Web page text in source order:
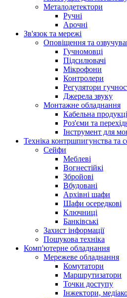
Металодетектори
Ручні
Арочні
Зв'язок та мережі
Оповіщення та
Гучномовці
Підсилювачі
Мікрофони
Контролери
Регулятори
Джерела звуку
Монтажне обладнання
Кабельна
Роз'єми та
Інструмент для
Техніка контршпигунства та
Сейфи
Меблеві
Вогнестійкі
Збройові
Вбудовані
Архівні шафи
Шафи осередкові
Ключниці
Банківські
Захист інформації
Пошукова техніка
Комп'ютерне обладнання
Мережеве обладнання
Комутатори
Маршрутизатори
Точки доступу
Інжектори,